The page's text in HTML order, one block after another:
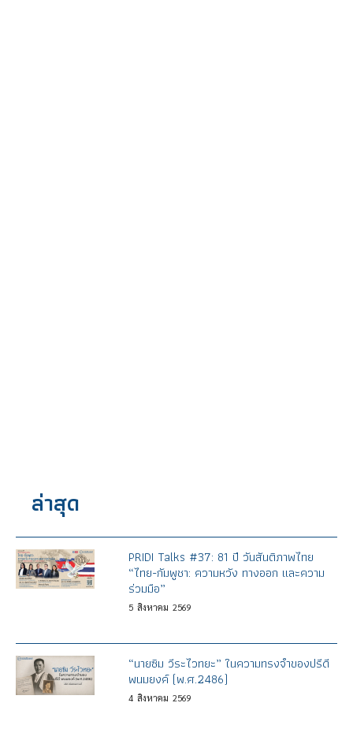
ล่าสุด
PRIDI Talks #37: 81 ปี วันสันติภาพไทย
“ไทย-กัมพูชา: ความหวัง ทางออก และความ
ร่วมมือ”
5 สิงหาคม 2569
“นายซิม วีระไวทยะ” ในความทรงจำของปรีดี
พนมยงค์ (พ.ศ.2486)
4 สิงหาคม 2569